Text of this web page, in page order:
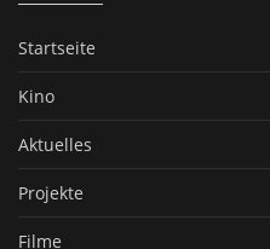
Startseite
Kino
Aktuelles
Projekte
Filme